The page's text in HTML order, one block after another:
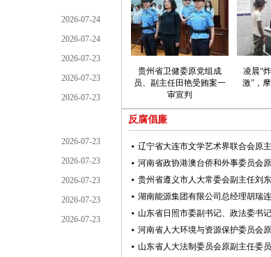
2026-07-24
2026-07-24
2026-07-23
2026-07-23
2026-07-23
2026-07-23
2026-07-23
2026-07-23
2026-07-23
2026-07-23
贵州省卫健委原党组成
员、副主任田艳受贿案一
审宣判
凌晨“
激”，
反腐倡廉
辽宁省大连市文学艺术界联合会原
贵州省遵义市人大常委会副主任刘
山东省日照市委副书记、政法委书
山东省人大法制委员会原副主任委